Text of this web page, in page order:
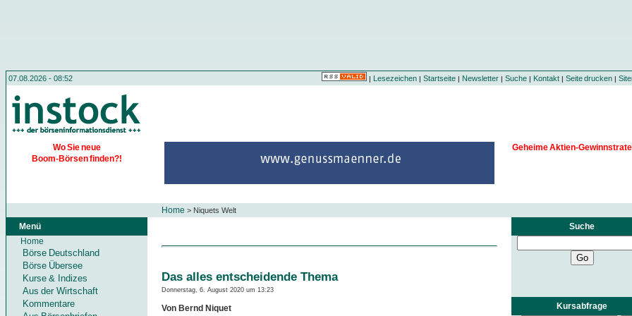
07.08.2026 - 08:52 | Lesezeichen| Startseite| Newsletter| Suche| Kontakt| Seite drucken |
Wo Sie neue
Boom-Börsen finden?!
Geheime Aktien-
Home > Niquets Welt
Menü
Home
Börse Deutschland
Börse Übersee
Kurse & Indizes
Aus der Wirtschaft
Kommentare
Suche
Kursabfrage
Das alles entscheidende Thema
Donnerstag, 6. August 2020 um 13:23
Von Bernd Niquet